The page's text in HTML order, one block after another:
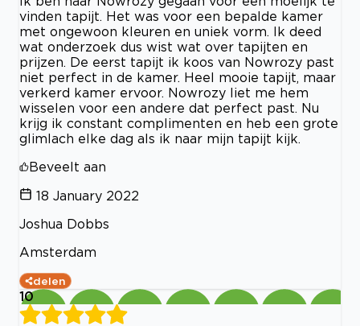
vinden tapijt. Het was voor een bepalde kamer
met ongewoon kleuren en uniek vorm. Ik deed
wat onderzoek dus wist wat over tapijten en
prijzen. De eerst tapijt ik koos van Nowrozy past
niet perfect in de kamer. Heel mooie tapijt, maar
verkerd kamer ervoor. Nowrozy liet me hem
wisselen voor een andere dat perfect past. Nu
krijg ik constant complimenten en heb een grote
glimlach elke dag als ik naar mijn tapijt kijk.
Beveelt aan
18 January 2022
Joshua Dobbs
Amsterdam
delen
10